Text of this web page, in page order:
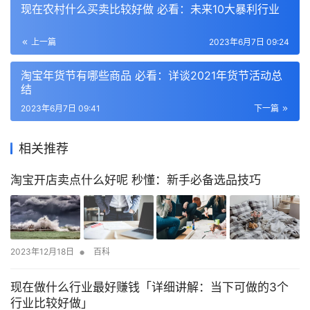
现在农村什么买卖比较好做 必看：未来10大暴利行业
上一篇 2023年6月7日 09:24
淘宝年货节有哪些商品 必看：详谈2021年货节活动总
结
下一篇
2023年6月7日 09:41
相关推荐
淘宝开店卖点什么好呢 秒懂：新手必备选品技巧
2023年12月18日 • 百科
现在做什么行业最好赚钱「详细讲解：当下可做的3个
行业比较好做」